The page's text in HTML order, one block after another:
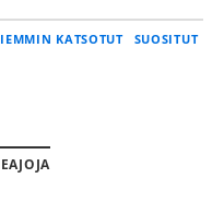
KATSOTUT SUOSITUT